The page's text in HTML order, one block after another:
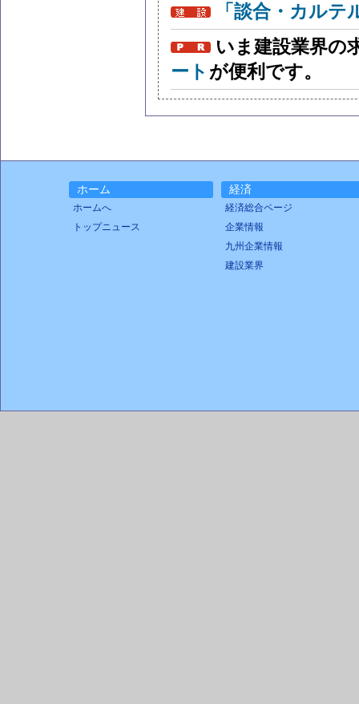
「談合・カル
いま建設業界の
ート が便利です。
ホーム
ホームへ
トップニュース
経済
経済総合ページ
企業情報
九州企業情報
建設業界